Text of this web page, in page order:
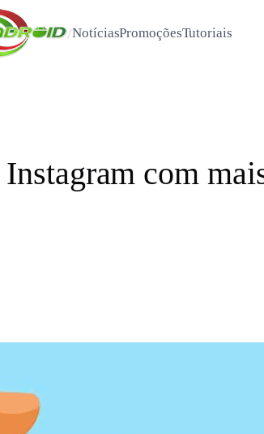
/NotíciasPromoçõesTutoriais
com